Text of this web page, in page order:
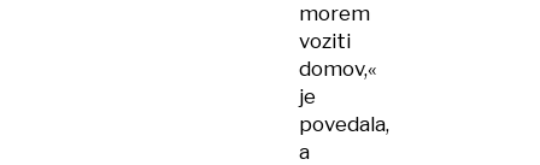
morem
voziti
domov,«
je
povedala,
a